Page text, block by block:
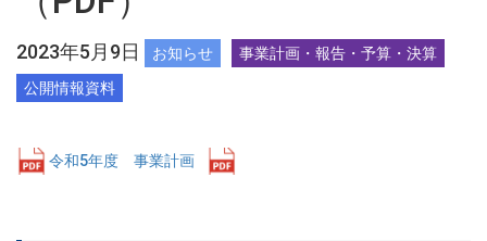
2023年5月9日 お知らせ
事業計画・報告・予算・決算
公開情報資料
令和5年度 事業計画